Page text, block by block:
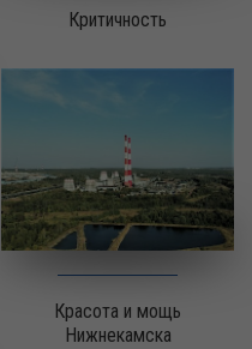
Критичность
Красота и мощь
Нижнекамска